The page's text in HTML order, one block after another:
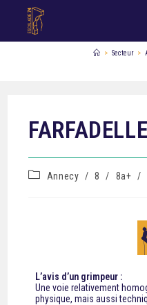
> Secteur >
FARFADELLE
Annecy / 8 / 8a+ /
L’avis d’un grimpeur :
Une voie relativement
physique, mais aussi